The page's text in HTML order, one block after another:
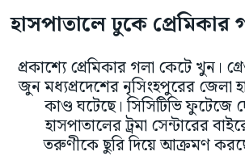
হাসপাতালে ঢুকে
প্রকাশ্যে প্রেমিকার গলা কেটে খুন।
জুন মধ্যপ্রদেশের নৃসিংহপুরের জেলা
কাণ্ড ঘটেছে। সিসিটিভি ফুটেজে
হাসপাতালের ট্রমা সেন্টারের
তরুণীকে ছুরি দিয়ে আক্রমণ